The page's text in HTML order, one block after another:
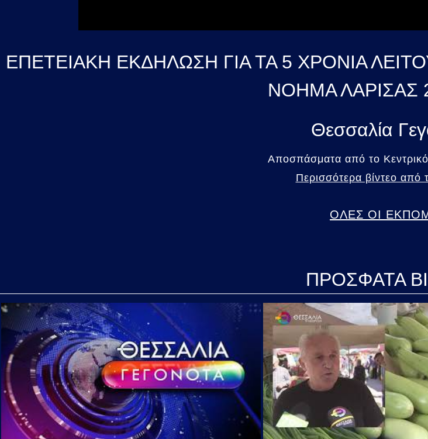
ΕΠΕΤΕΙΑΚΗ ΕΚΔΗΛΩΣΗ ΓΙΑ ΤΑ 5 ΧΡΟΝΙΑ
ΝΟΗΜΑ ΛΑΡΙΣΑΣ
Θεσσαλία
Αποσπάσματα από το
Περισσότερα βίντεο από
ΟΛΕΣ ΟΙ
ΠΡΟΣΦΑΤΑ